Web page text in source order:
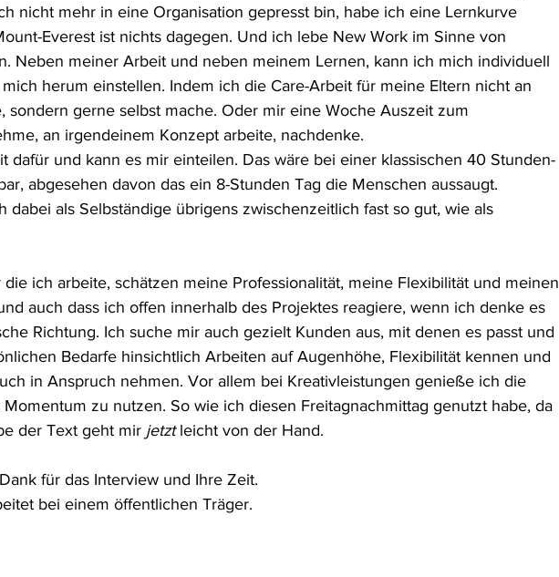
nicht mehr in eine Organisation gepresst bin, habe ich eine Lernkurve
Everest ist nichts dagegen. Und ich lebe New Work im Sinne von
Neben meiner Arbeit und neben meinem Lernen, kann ich mich individuell
herum einstellen. Indem ich die Care-Arbeit für meine Eltern nicht an
sondern gerne selbst mache. Oder mir eine Woche Auszeit zum
an irgendeinem Konzept arbeite, nachdenke.
dafür und kann es mir einteilen. Das wäre bei einer klassischen 40 Stunden-
abgesehen davon das ein 8-Stunden Tag die Menschen aussaugt.
dabei als Selbständige übrigens zwischenzeitlich fast so gut, wie als
die ich arbeite, schätzen meine Professionalität, meine Flexibilität und meinen
auch dass ich offen innerhalb des Projektes reagiere, wenn ich denke es
Richtung. Ich suche mir auch gezielt Kunden aus, mit denen es passt und
Bedarfe hinsichtlich Arbeiten auf Augenhöhe, Flexibilität kennen und
in Anspruch nehmen. Vor allem bei Kreativleistungen genieße ich die
zu nutzen. So wie ich diesen Freitagnachmittag genutzt habe, da
der Text geht mir jetzt leicht von der Hand.
für das Interview und Ihre Zeit.
bei einem öffentlichen Träger.